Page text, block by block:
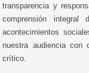
transparencia y
comprensión integral
acontecimientos
nuestra audiencia con
crítico.